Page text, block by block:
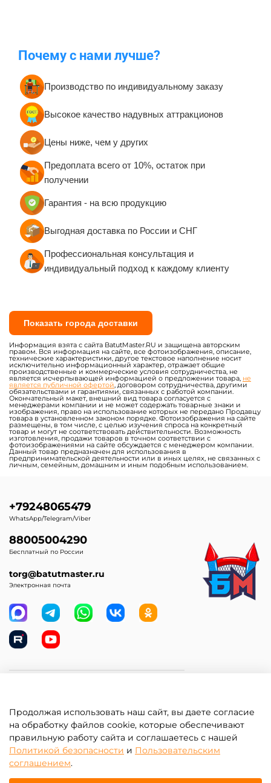
Почему с нами лучше?
Производство по индивидуальному заказу
Высокое качество надувных аттракционов
Цены ниже, чем у других
Предоплата всего от 10%, остаток при
получении
Гарантия - на всю продукцию
Выгодная доставка по России и СНГ
Профессиональная консультация и
индивидуальный подход к каждому клиенту
Показать города доставки
Информация взята с сайта BatutMaster.RU и защищена авторским
правом. Вся информация на сайте, все фотоизображения, описание,
технические характеристики, другое текстовое наполнение носит
исключительно информационный характер, отражает общие
производственные и коммерческие условия сотрудничества, не
является исчерпывающей информацией о предложении товара, не
является публичной офертой, договором сотрудничества, другими
обязательствами и гарантиями, связанных с работой компании.
Окончательный макет, внешний вид товара согласуется с
менеджерами компании и не может содержать товарные знаки и
изображения, право на использование которых не передано Продавцу
товара в установленном законом порядке. Фотоизображения на сайте
размещены, в том числе, с целью изучения спроса на конкретный
товар и могут не соответствовать действительности. Возможность
изготовления, продажи товаров в точном соответствии с
фотоизображениями на сайте обсуждается с менеджером компании.
Данный товар предназначен для использования в
предпринимательской деятельности или в иных целях, не связанных с
личным, семейным, домашним и иным подобным использованием.
Клиентам
Информация
+79248065479
WhatsApp/Telegram/Viber
88005004290
Бесплатный по России
torg@batutmaster.ru
Электронная почта
Продолжая использовать наш сайт, вы даете согласие
на обработку файлов cookie, которые обеспечивают
правильную работу сайта и соглашаетесь с нашей
Политикой безопасности и Пользовательским
соглашением.